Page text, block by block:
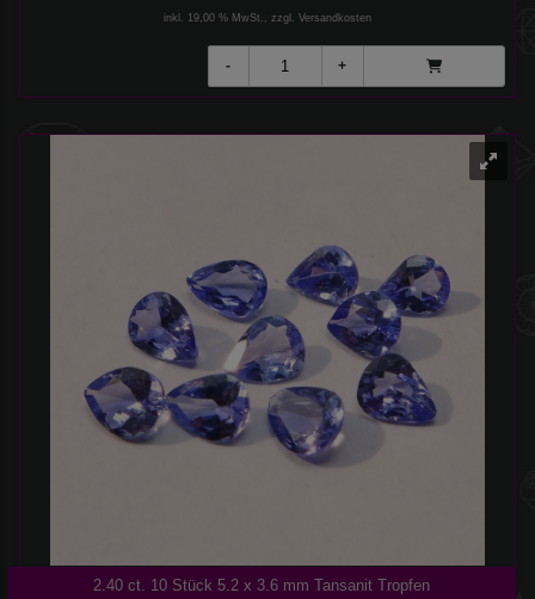
inkl. 19,00 % MwSt., zzgl. Versandkosten
2.40 ct. 10 Stück 5.2 x 3.6 mm Tansanit Tropfen